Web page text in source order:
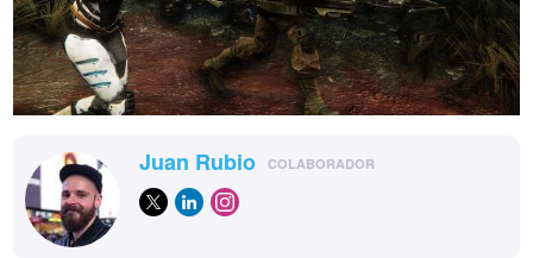
Juan Rubio COLABORADOR